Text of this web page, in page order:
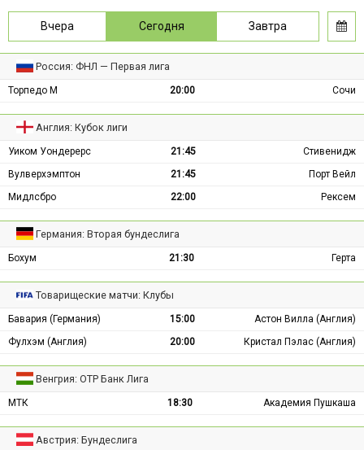
Вчера Сегодня Завтра
Россия: ФНЛ — Первая лига
Торпедо М 20:00 Сочи
Англия: Кубок лиги
Уиком Уондерерс 21:45
Стивенидж
Вулверхэмптон
21:45
Порт Вейл
Мидлсбро
22:00 Рексем
Германия: Вторая бундеслига
Бохум 21:30 Герта
Товарищеские матчи: Клубы
Бавария (Германия) 15:00
Астон Вилла (Англия)
Фулхэм (Англия)
20:00 Кристал Пэлас (Англия)
Венгрия: ОТР Банк Лига
МТК 18:30 Академия Пушкаша
Австрия: Бундеслига